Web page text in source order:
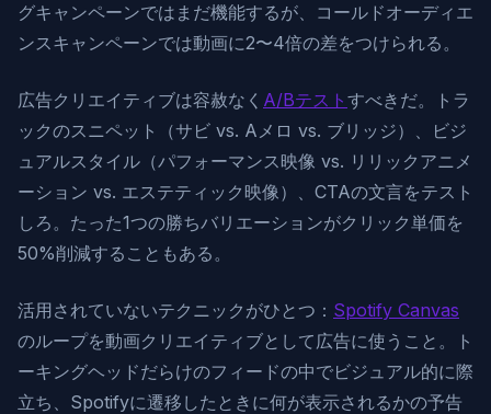
グキャンペーンではまだ機能するが、コールドオーディエ
ンスキャンペーンでは動画に2〜4倍の差をつけられる。
広告クリエイティブは容赦なく A/Bテスト すべきだ。トラ
ックのスニペット（サビ vs. Aメロ vs. ブリッジ）、ビジ
ュアルスタイル（パフォーマンス映像 vs. リリックアニメ
ーション vs. エステティック映像）、CTAの文言をテスト
しろ。たった1つの勝ちバリエーションがクリック単価を
50%削減することもある。
活用されていないテクニックがひとつ： Spotify Canvas
のループを動画クリエイティブとして広告に使うこと。ト
ーキングヘッドだらけのフィードの中でビジュアル的に際
立ち、Spotifyに遷移したときに何が表示されるかの予告